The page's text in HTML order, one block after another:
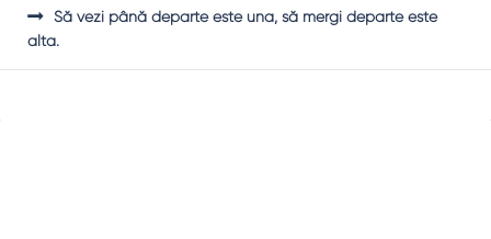
Să vezi până departe este una, să mergi departe este
alta.